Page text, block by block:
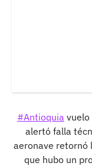
#Antioquia vuelo
alertó falla
aeronave retornó
que hubo un